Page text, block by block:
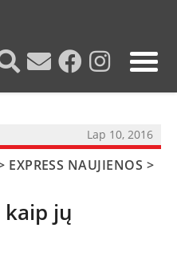
Lap 10, 2016
EXPRESS NAUJIENOS >
kaip jų